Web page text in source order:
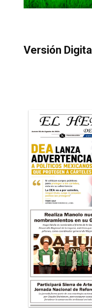
Versión Digital